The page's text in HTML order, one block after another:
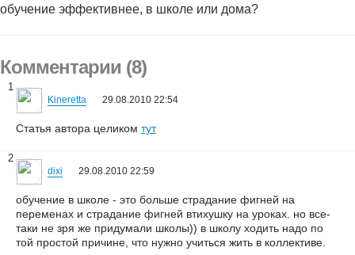
обучение эффективнее, в школе или дома?
Комментарии (8)
1
Kineretta 29.08.2010 22:54
Статья автора целиком тут
2
dixi 29.08.2010 22:59
обучение в школе - это больше страдание фигней на
переменах и страдание фигней втихушку на уроках. но все-
таки не зря же придумали школы)) в школу ходить надо по
той простой причине, что нужно учиться жить в коллективе.